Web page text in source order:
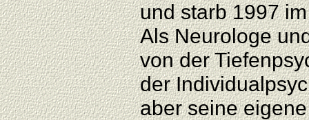
und starb 1997
Als Neurologe
von der
der
aber seine